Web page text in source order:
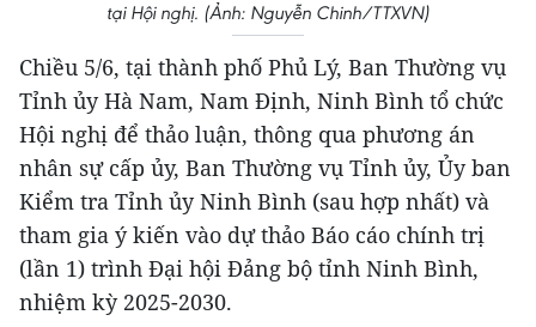
tại Hội nghị. (Ảnh: Nguyễn Chinh/TTXVN)
Chiều 5/6, tại thành phố Phủ Lý, Ban Thường vụ
Tỉnh ủy Hà Nam, Nam Định, Ninh Bình tổ chức
Hội nghị để thảo luận, thông qua phương án
nhân sự cấp ủy, Ban Thường vụ Tỉnh ủy, Ủy ban
Kiểm tra Tỉnh ủy Ninh Bình (sau hợp nhất) và
tham gia ý kiến vào dự thảo Báo cáo chính trị
(lần 1) trình Đại hội Đảng bộ tỉnh Ninh Bình,
nhiệm kỳ 2025-2030.